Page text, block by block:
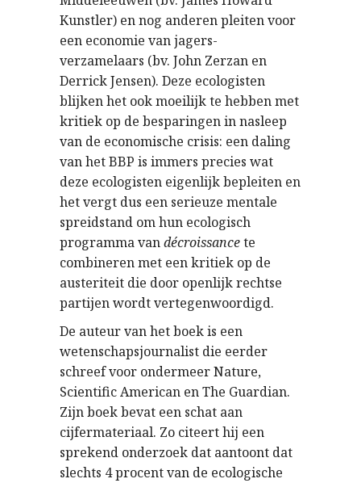
Kunstler) en nog anderen pleiten voor
een economie van jagers-
verzamelaars (bv. John Zerzan en
Derrick Jensen). Deze ecologisten
blijken het ook moeilijk te hebben met
kritiek op de besparingen in nasleep
van de economische crisis: een daling
van het BBP is immers precies wat
deze ecologisten eigenlijk bepleiten en
het vergt dus een serieuze mentale
spreidstand om hun ecologisch
programma vandécroissancete
combineren met een kritiek op de
austeriteit die door openlijk rechtse
partijen wordt vertegenwoordigd.
De auteur van het boek is een
wetenschapsjournalist die eerder
schreef voor ondermeer Nature,
Scientific American en The Guardian.
Zijn boek bevat een schat aan
cijfermateriaal. Zo citeert hij een
sprekend onderzoek dat aantoont dat
slechts 4 procent van de ecologische